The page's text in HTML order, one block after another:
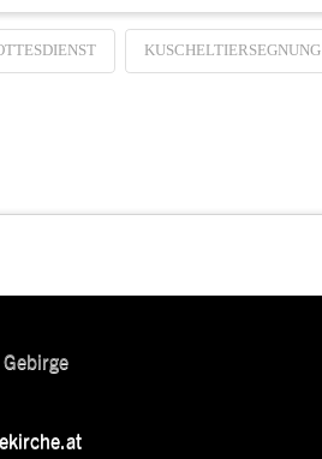
KUSCHELTIERSEGNUNG